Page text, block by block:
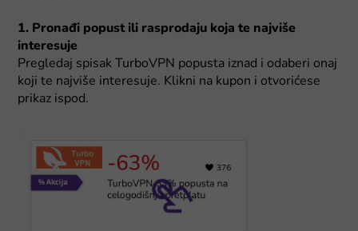
1. Pronađi popust ili rasprodaju koja te najviše
interesuje
Pregledaj spisak TurboVPN popusta iznad i odaberi onaj
koji te najviše interesuje. Klikni na kupon i otvorićese
prikaz ispod.